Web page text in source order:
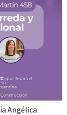
Angélica